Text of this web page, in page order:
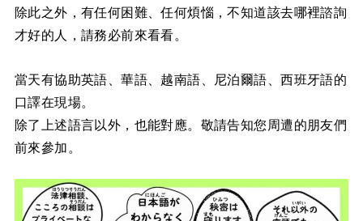
除此之外，有任何困難、任何煩惱，不知道該去哪裡諮詢
才好的人，請務必前來看看。
當天有協助英語、華語、越南語、尼泊爾語、西班牙語的
口譯在現場。
除了上述語言以外，也能對應。敬請告知您周遭的朋友們
前來參加。